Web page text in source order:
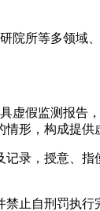
院所等多领域
虚假监测报告
形，构成提供
录，授意、指
止自刑罚执